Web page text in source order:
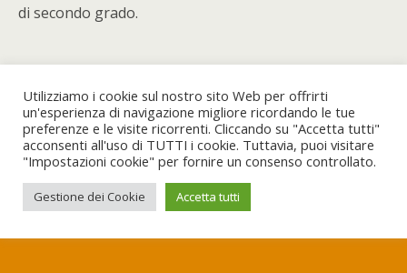
di secondo grado.
Torna su
Dispositivo Portatile Pc Desktop
Utilizziamo i cookie sul nostro sito Web per offrirti
un'esperienza di navigazione migliore ricordando le tue
preferenze e le visite ricorrenti. Cliccando su "Accetta tutti"
acconsenti all'uso di TUTTI i cookie. Tuttavia, puoi visitare
"Impostazioni cookie" per fornire un consenso controllato.
Gestione dei Cookie Accetta tutti